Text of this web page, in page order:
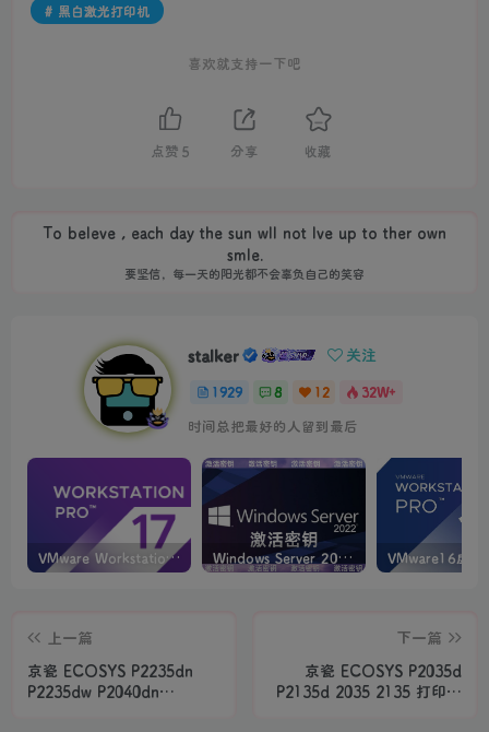
# 黑白激光打印机
喜欢就支持一下吧
点赞 5 分享 收藏
To beleve , each day the sun wll not lve up to ther own
smle.
要坚信，每一天的阳光都不会辜负自己的笑容
stalker 关注
1929 8 12
32W+
时间总把最好的人留到最后
VMware Workstation PRO v17.6.4 正式版_虚拟机(带激活密钥) Windows Server 2022激活密钥 2024 5月更新
上一篇
京瓷 ECOSYS P2235dn
P2235dw P2040dn
下一篇
京瓷 ECOSYS P2035d
P2135d 2035 2135 打印机